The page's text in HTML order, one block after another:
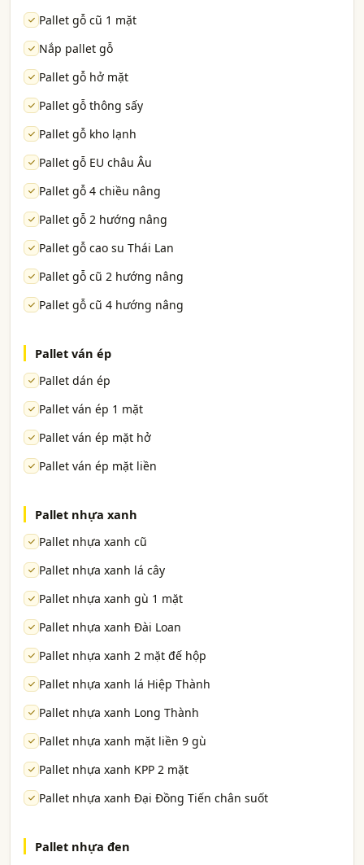
Pallet gỗ cũ 1 mặt
Nắp pallet gỗ
Pallet gỗ hở mặt
Pallet gỗ thông sấy
Pallet gỗ kho lạnh
Pallet gỗ EU châu Âu
Pallet gỗ 4 chiều nâng
Pallet gỗ 2 hướng nâng
Pallet gỗ cao su Thái Lan
Pallet gỗ cũ 2 hướng nâng
Pallet gỗ cũ 4 hướng nâng
Pallet ván ép
Pallet dán ép
Pallet ván ép 1 mặt
Pallet ván ép mặt hở
Pallet ván ép mặt liền
Pallet nhựa xanh
Pallet nhựa xanh cũ
Pallet nhựa xanh lá cây
Pallet nhựa xanh gù 1 mặt
Pallet nhựa xanh Đài Loan
Pallet nhựa xanh 2 mặt đế hộp
Pallet nhựa xanh lá Hiệp Thành
Pallet nhựa xanh Long Thành
Pallet nhựa xanh mặt liền 9 gù
Pallet nhựa xanh KPP 2 mặt
Pallet nhựa xanh Đại Đồng Tiến chân suốt
Pallet nhựa đen